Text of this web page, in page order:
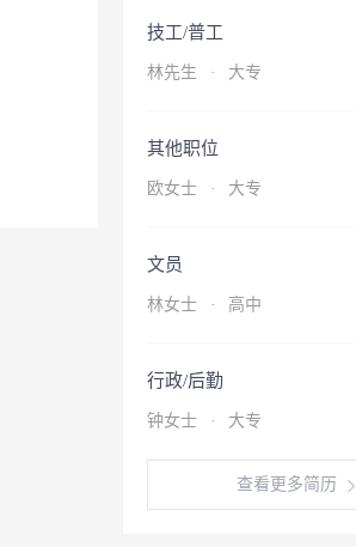
技工/普工
林先生 · 大专
其他职位
欧女士 · 大专
文员
林女士 · 高中
行政/后勤
钟女士 · 大专
查看更多简历